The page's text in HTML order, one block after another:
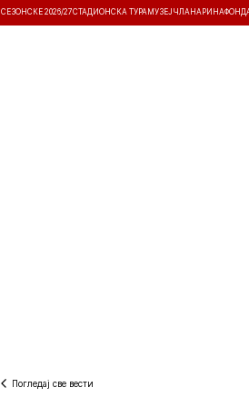
СЕЗОНСКЕ 2026/27СТАДИОНСКА ТУРА МУЗЕЈ ЧЛАНАРИНА
Погледај све вести